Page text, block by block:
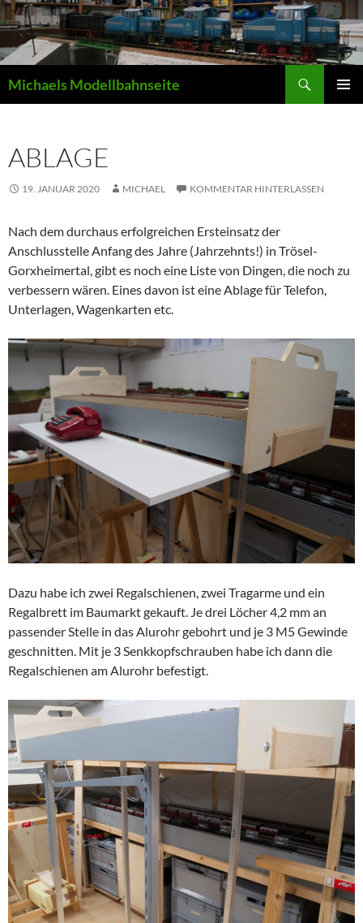
Zum
Inhalt
springen
Michaels Modellbahnseite
ABLAGE
19. JANUAR 2020 MICHAEL KOMMENTAR HINTERLASSEN
Nach dem durchaus erfolgreichen Ersteinsatz der
Anschlusstelle Anfang des Jahre (Jahrzehnts!) in Trösel-
Gorxheimertal, gibt es noch eine Liste von Dingen, die noch zu
verbessern wären. Eines davon ist eine Ablage für Telefon,
Unterlagen, Wagenkarten etc.
Dazu habe ich zwei Regalschienen, zwei Tragarme und ein
Regalbrett im Baumarkt gekauft. Je drei Löcher 4,2 mm an
passender Stelle in das Alurohr gebohrt und je 3 M5 Gewinde
geschnitten. Mit je 3 Senkkopfschrauben habe ich dann die
Regalschienen am Alurohr befestigt.